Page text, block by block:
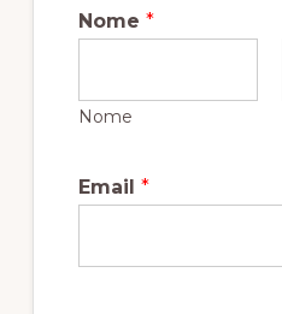
Nome *
Nome
Email *